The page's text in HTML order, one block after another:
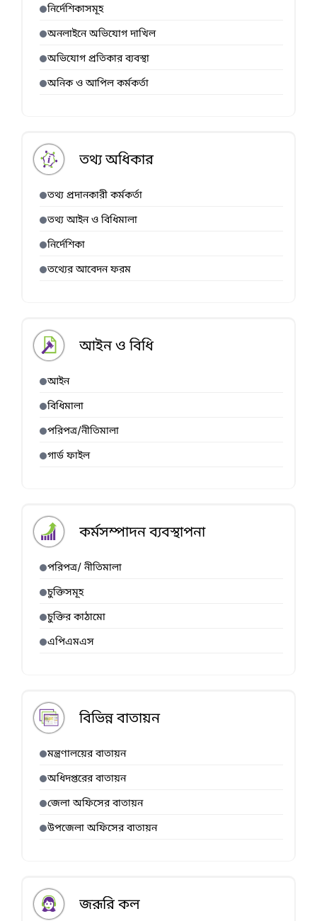
নির্দেশিকাসমূহ
অনলাইনে অভিযোগ দাখিল
অভিযোগ প্রতিকার ব্যবস্থা
অনিক ও আপিল কর্মকর্তা
তথ্য অধিকার
তথ্য প্রদানকারী কর্মকর্তা
তথ্য আইন ও বিধিমালা
নির্দেশিকা
তথ্যের আবেদন ফরম
আইন ও বিধি
আইন
বিধিমালা
পরিপত্র/নীতিমালা
গার্ড ফাইল
কর্মসম্পাদন ব্যবস্থাপনা
পরিপত্র/ নীতিমালা
চুক্তিসমূহ
চুক্তির কাঠামো
এপিএমএস
বিভিন্ন বাতায়ন
মন্ত্রণালয়ের বাতায়ন
অধিদপ্তরের বাতায়ন
জেলা অফিসের বাতায়ন
উপজেলা অফিসের বাতায়ন
জরূরি কল